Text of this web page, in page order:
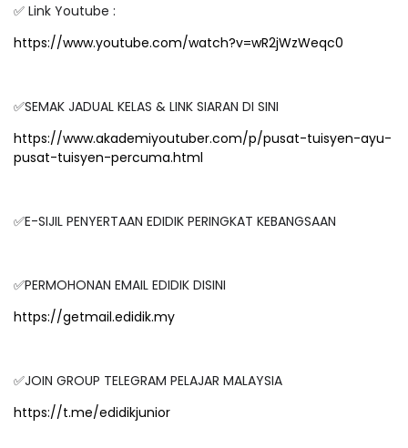
✅ Link Youtube :
https://www.youtube.com/watch?v=wR2jWzWeqc0
✅SEMAK JADUAL KELAS & LINK SIARAN DI SINI
https://www.akademiyoutuber.com/p/pusat-tuisyen-ayu-
pusat-tuisyen-percuma.html
✅E-SIJIL PENYERTAAN EDIDIK PERINGKAT KEBANGSAAN
✅PERMOHONAN EMAIL EDIDIK DISINI
https://getmail.edidik.my
✅JOIN GROUP TELEGRAM PELAJAR MALAYSIA
https://t.me/edidikjunior